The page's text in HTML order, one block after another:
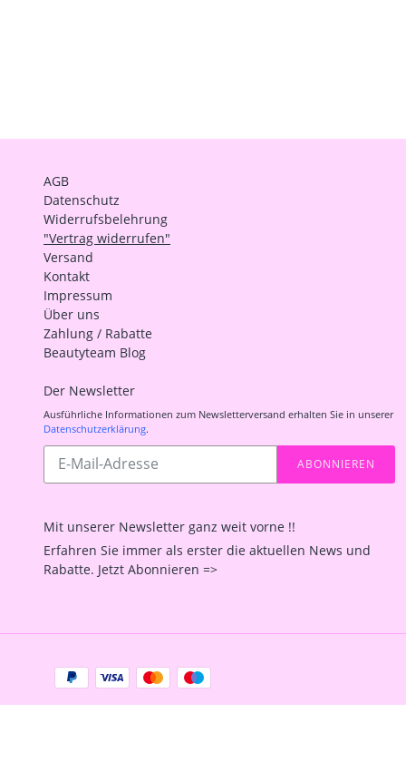
AGB
Datenschutz
Widerrufsbelehrung
"Vertrag widerrufen"
Versand
Kontakt
Impressum
Über uns
Zahlung / Rabatte
Beautyteam Blog
Der Newsletter
Ausführliche Informationen zum Newsletterversand erhalten Sie in unserer
Datenschutzerklärung.
Abonnieren
unsere
ABONNIEREN
Mit unserer Newsletter ganz weit vorne !!
Erfahren Sie immer als erster die aktuellen News und
Rabatte. Jetzt Abonnieren =>
Zahlungsarten